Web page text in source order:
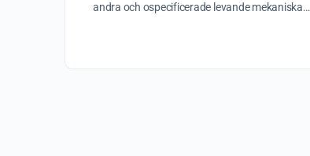
andra och ospecificerade levande mekaniska…